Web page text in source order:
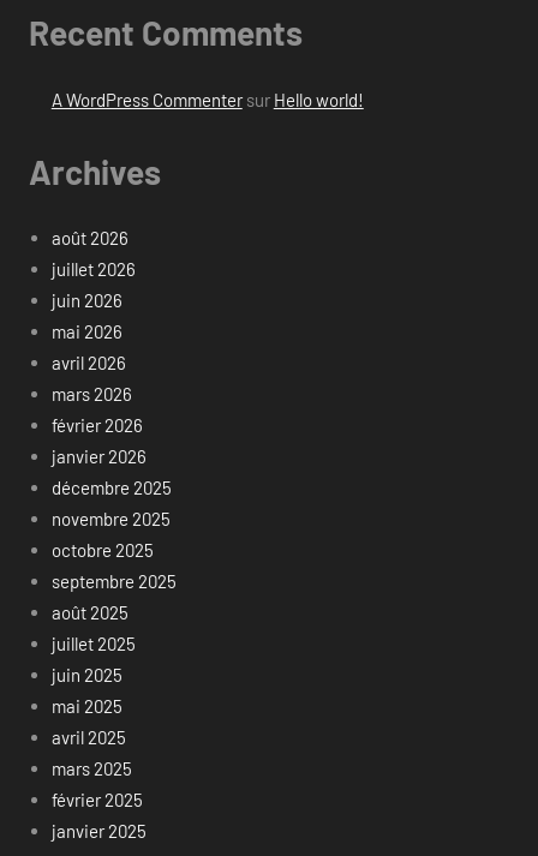
Recent Comments
A WordPress Commentersur Hello world!
Archives
août 2026
juillet 2026
juin 2026
mai 2026
avril 2026
mars 2026
février 2026
janvier 2026
décembre 2025
novembre 2025
octobre 2025
septembre 2025
août 2025
juillet 2025
juin 2025
mai 2025
avril 2025
mars 2025
février 2025
janvier 2025